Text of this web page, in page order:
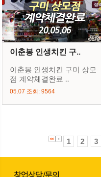
이춘봉 인생치킨 구..
이춘봉 인생치킨 구미 상모
점 계약체결완료 ..
05.07 조회: 9564
1 2 3